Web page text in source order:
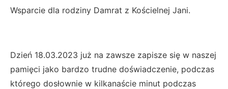
Wsparcie dla rodziny Damrat z Kościelnej Jani.
Dzień 18.03.2023 już na zawsze zapisze się w naszej
pamięci jako bardzo trudne doświadczenie, podczas
którego dosłownie w kilkanaście minut podczas